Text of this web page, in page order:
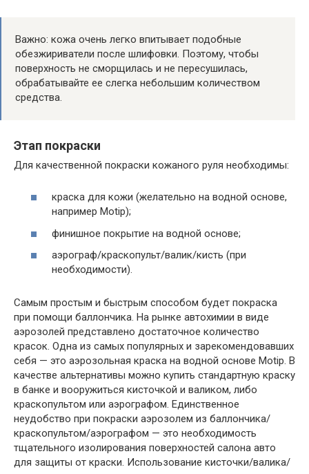
Важно: кожа очень легко впитывает подобные
обезжириватели после шлифовки. Поэтому, чтобы
поверхность не сморщилась и не пересушилась,
обрабатывайте ее слегка небольшим количеством
средства.
Этап покраски
Для качественной покраски кожаного руля необходимы:
краска для кожи (желательно на водной основе,
например Motip);
финишное покрытие на водной основе;
аэрограф/краскопульт/валик/кисть (при
необходимости).
Самым простым и быстрым способом будет покраска
при помощи баллончика. На рынке автохимии в виде
аэрозолей представлено достаточное количество
красок. Одна из самых популярных и зарекомендовавших
себя — это аэрозольная краска на водной основе Motip. В
качестве альтернативы можно купить стандартную краску
в банке и вооружиться кисточкой и валиком, либо
краскопультом или аэрографом. Единственное
неудобство при покраски аэрозолем из баллончика/
краскопультом/аэрографом — это необходимость
тщательного изолирования поверхностей салона авто
для защиты от краски. Использование кисточки/валика/